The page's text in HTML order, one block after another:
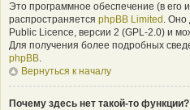
Это программное обеспечение (в его
распространяется phpBB Limited . Оно
Public Licence, версии 2 (GPL-2.0) и
Для получения более подробных
phpBB.
Вернуться к началу
Почему здесь нет такой-то функции?